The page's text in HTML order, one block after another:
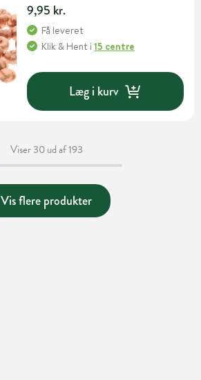
9,95 kr.
Få leveret
Klik & Hent i15 centre
Læg i kurv
Viser 30 ud af 193
Vis flere produkter